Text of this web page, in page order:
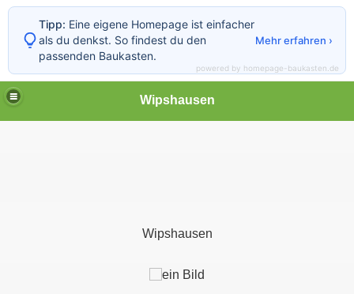
Wipshausen
Wipshausen
Tipp: Eine eigene Homepage ist einfacher
als du denkst. So findest du den
passenden Baukasten.
Mehr erfahren ›
powered by homepage-baukasten.de